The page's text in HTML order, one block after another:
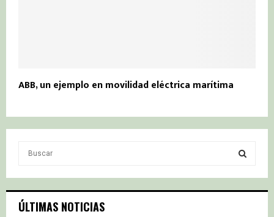
ABB, un ejemplo en movilidad eléctrica marítima
c
h
S
ÚLTIMAS NOTICIAS